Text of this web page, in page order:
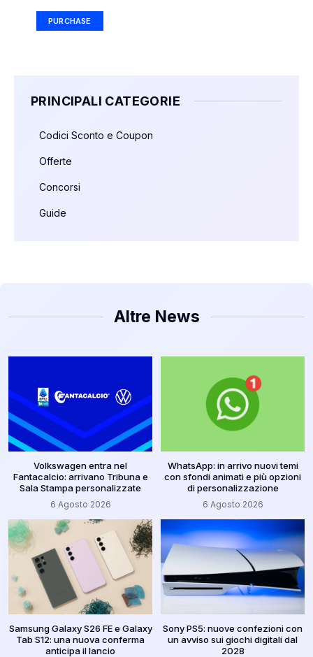
PURCHASE
PRINCIPALI CATEGORIE
Codici Sconto e Coupon
Offerte
Concorsi
Guide
Altre News
Volkswagen entra nel
Fantacalcio: arrivano Tribuna e
Sala Stampa personalizzate
6 Agosto 2026
WhatsApp: in arrivo nuovi temi
con sfondi animati e più opzioni
di personalizzazione
6 Agosto 2026
Samsung Galaxy S26 FE e Galaxy
Tab S12: una nuova conferma
anticipa il lancio
Sony PS5: nuove confezioni con
un avviso sui giochi digitali dal
2028